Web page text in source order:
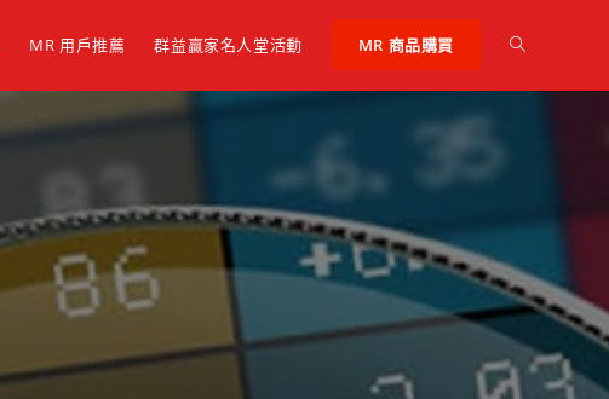
MR 用戶推薦 群益贏家名人堂活動 MR 商品購買